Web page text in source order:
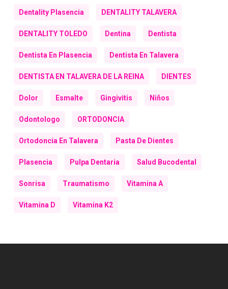
Dentality Plasencia DENTALITY TALAVERA
DENTALITY TOLEDO Dentina Dentista
Dentista En Plasencia Dentista En Talavera
DENTISTA EN TALAVERA DE LA REINA DIENTES
Dolor Esmalte Gingivitis Niños
Odontologo ORTODONCIA
Ortodoncia En Talavera Pasta De Dientes
Plasencia Pulpa Dentaria Salud Bucodental
Sonrisa Traumatismo Vitamina A
Vitamina D Vitamina K2